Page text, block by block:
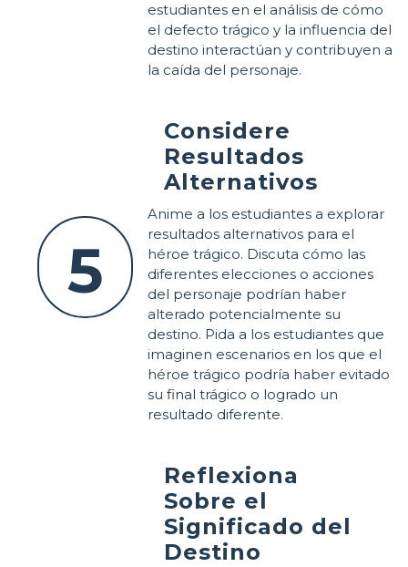
estudiantes en el análisis de cómo
el defecto trágico y la influencia del
destino interactúan y contribuyen a
la caída del personaje.
5
Considere
Resultados
Alternativos
Anime a los estudiantes a explorar
resultados alternativos para el
héroe trágico. Discuta cómo las
diferentes elecciones o acciones
del personaje podrían haber
alterado potencialmente su
destino. Pida a los estudiantes que
imaginen escenarios en los que el
héroe trágico podría haber evitado
su final trágico o logrado un
resultado diferente.
Reflexiona
Sobre el
Significado del
Destino